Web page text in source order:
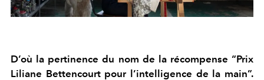
D’où la pertinence du nom de la récompense “Prix
Liliane Bettencourt pour l’intelligence de la main”.